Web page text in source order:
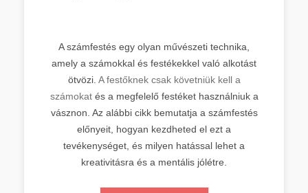
A számfestés egy olyan művészeti technika,
amely a számokkal és festékekkel való alkotást
ötvözi. A festőknek csak követniük kell a
számokatés a megfelelő festéket használniuk a
vásznon. Az alábbi cikk bemutatja a számfestés
előnyeit, hogyan kezdheted el ezt a
tevékenységet, és milyen hatással lehet a
kreativitásra és a mentális jólétre.